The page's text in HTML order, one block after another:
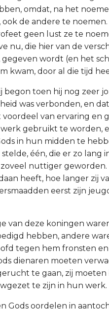
omdat, na het
de andere te
geen lust ze te
nu, die hier van de
wordt (en het
kwam, door al die tijd
toen hij nog zeer
was verbonden, en
van ervaring en
gebruikt te worden,
in hun midden te
één, die er zo lang
nuttiger geworden.
heeft, hoe langer zij
eerst zijn
van deze koningen
hebben, andere
tegen hem fronsten
dienaren moeten
te gaan, zij moeten
te zijn in hun werk.
Gods oordelen in